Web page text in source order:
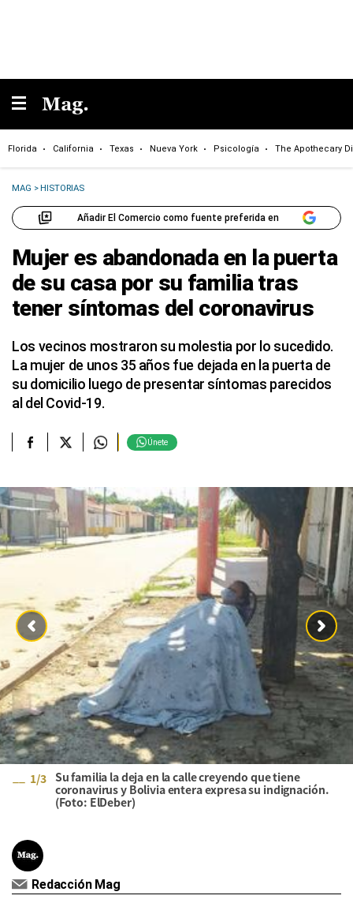
Florida California Texas Nueva York Psicología The Apothecary
MAG >HISTORIAS
Añadir El Comercio como fuente preferida en
Mujer es abandonada en la puerta
de su casa por su familia tras
tener síntomas del coronavirus
Los vecinos mostraron su molestia por lo sucedido.
La mujer de unos 35 años fue dejada en la puerta de
su domicilio luego de presentar síntomas parecidos
al del Covid-19.
Únete
1/3 Su familia la deja en la calle creyendo que tiene
coronavirus y Bolivia entera expresa su indignación.
(Foto: ElDeber)
Redacción Mag